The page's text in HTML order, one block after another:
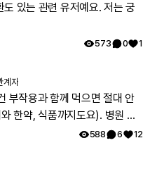
있는 관련 유저예요. 저는 궁
573 0 1
계자
부작용과 함께 먹으면 절대 안
한약, 식품까지도요). 병원 여
로 치료약을 처방하는데, 의료
588 6 12